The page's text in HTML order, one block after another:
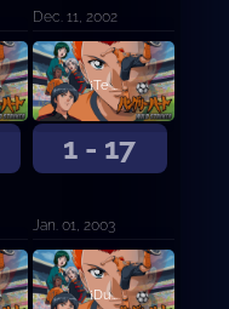
Dec. 11, 2002
1 - 17
¡Te arrastraré fuera ahora mismo!
Jan. 01, 2003
¡Dudar es tan diferente a ti!